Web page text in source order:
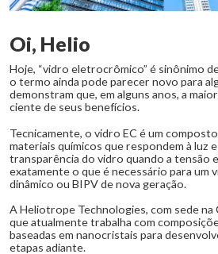
Oi, Helio
Hoje, “vidro eletrocrômico” é sinônimo
o termo ainda pode parecer novo para
demonstram que, em alguns anos, a
ciente de seus benefícios.
Tecnicamente, o vidro EC é um
materiais químicos que respondem à luz
transparência do vidro quando a tensão
exatamente o que é necessário para um
dinâmico ou BIPV de nova geração.
A Heliotrope Technologies, com sede na
que atualmente trabalha com
baseadas em nanocristais para
etapas adiante.